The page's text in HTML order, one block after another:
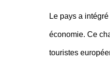
Le pays a
économie. Ce
touristes